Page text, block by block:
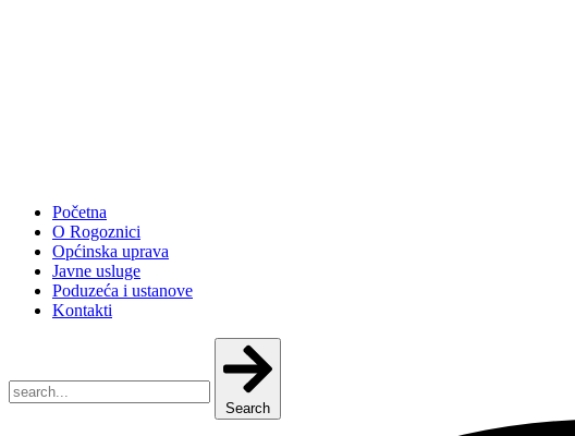
Početna
O Rogoznici
Općinska uprava
Javne usluge
Poduzeća i ustanove
Kontakti
Search